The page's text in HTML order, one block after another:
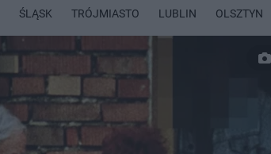
ŚLĄSK TRÓJMIASTO LUBLIN OLSZTYN